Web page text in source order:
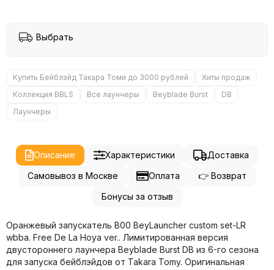
Выбрать
Купить Бейблэйд Такара Томи до 3000 рублей
Хиты продаж
Коллекция BBLS
Все лаунчеры Beyblade Burst
DB
Лаунчеры
Описание Характеристики
Доставка
Самовывоз в Москве
Оплата
👉 Возврат
Бонусы за отзыв
Оранжевый запускатель B00 BeyLauncher custom set-LR
wbba. Free De La Hoya ver.. Лимитированная версия
двустороннего лаунчера Beyblade Burst DB из 6-го сезона
для запуска бейблэйдов от Takara Tomy. Оригинальная